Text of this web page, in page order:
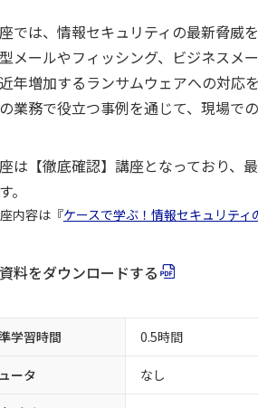
では、情報セキュリティの最新脅威
メールやフィッシング、ビジネスメ
年増加するランサムウェアへの対応
業務で役立つ事例を通じて、現場で
は【徹底確認】講座となっており、
。
内容は『ケースで学ぶ！情報セキュリティ
料をダウンロードする
学習時間 0.5時間
ータ なし